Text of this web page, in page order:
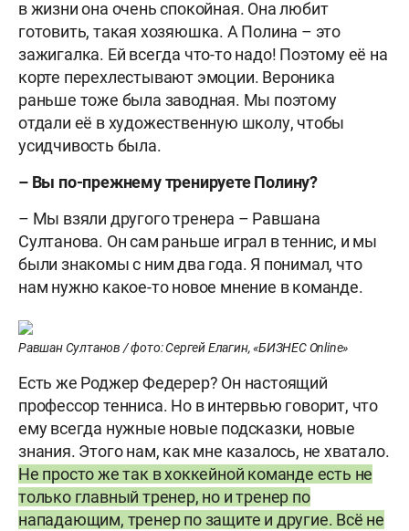
в жизни она очень спокойная. Она любит
готовить, такая хозяюшка. А Полина – это
зажигалка. Ей всегда что-то надо! Поэтому её на
корте перехлестывают эмоции. Вероника
раньше тоже была заводная. Мы поэтому
отдали её в художественную школу, чтобы
усидчивость была.
– Вы по-прежнему тренируете Полину?
– Мы взяли другого тренера – Равшана
Султанова. Он сам раньше играл в теннис, и мы
были знакомы с ним два года. Я понимал, что
нам нужно какое-то новое мнение в команде.
Равшан Султанов / фото: Сергей Елагин, «БИЗНЕС Online»
Есть же Роджер Федерер? Он настоящий
профессор тенниса. Но в интервью говорит, что
ему всегда нужные новые подсказки, новые
знания. Этого нам, как мне казалось, не хватало.
Не просто же так в хоккейной команде есть не
только главный тренер, но и тренер по
нападающим, тренер по защите и другие. Всё не